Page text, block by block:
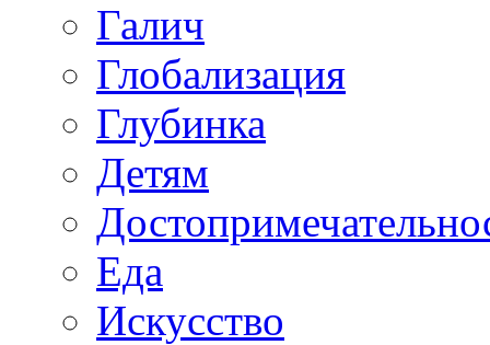
Галич
Глобализация
Глубинка
Детям
Еда
Искусство